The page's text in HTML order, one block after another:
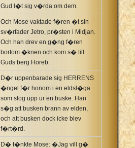
Gud l�t sig v�rda om dem.
Och Mose vaktade f�ren �t sin
sv�rfader Jetro, pr�sten i Midjan.
Och han drev en g�ng f�ren
bortom �knen och kom s� till
Guds berg Horeb.
D�r uppenbarade sig HERRENS
�ngel f�r honom i en eldsl�ga
som slog upp ur en buske. Han
s�g att busken brann av elden,
och att busken dock icke blev
f�rt�rd.
D� t�nkte Mose: �Jag vill g�